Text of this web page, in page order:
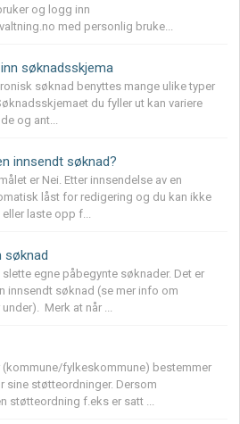
og logg inn
med personlig bruke...
søknadsskjema
søknad benyttes mange ulike typer
du fyller ut kan variere
og ant...
innsendt søknad?
er Nei. Etter innsendelse av en
låst for redigering og du kan ikke
laste opp f...
søknad
egne påbegynte søknader. Det er
innsendt søknad (se mer info om
Merk at når ...
(kommune/fylkeskommune) bestemmer
sine støtteordninger. Dersom
støtteordning f.eks er satt ...